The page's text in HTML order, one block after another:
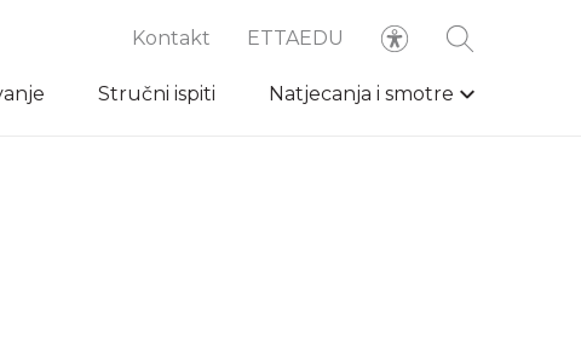
Kontakt ETTAEDU
Stručni ispiti Natjecanja i smotre